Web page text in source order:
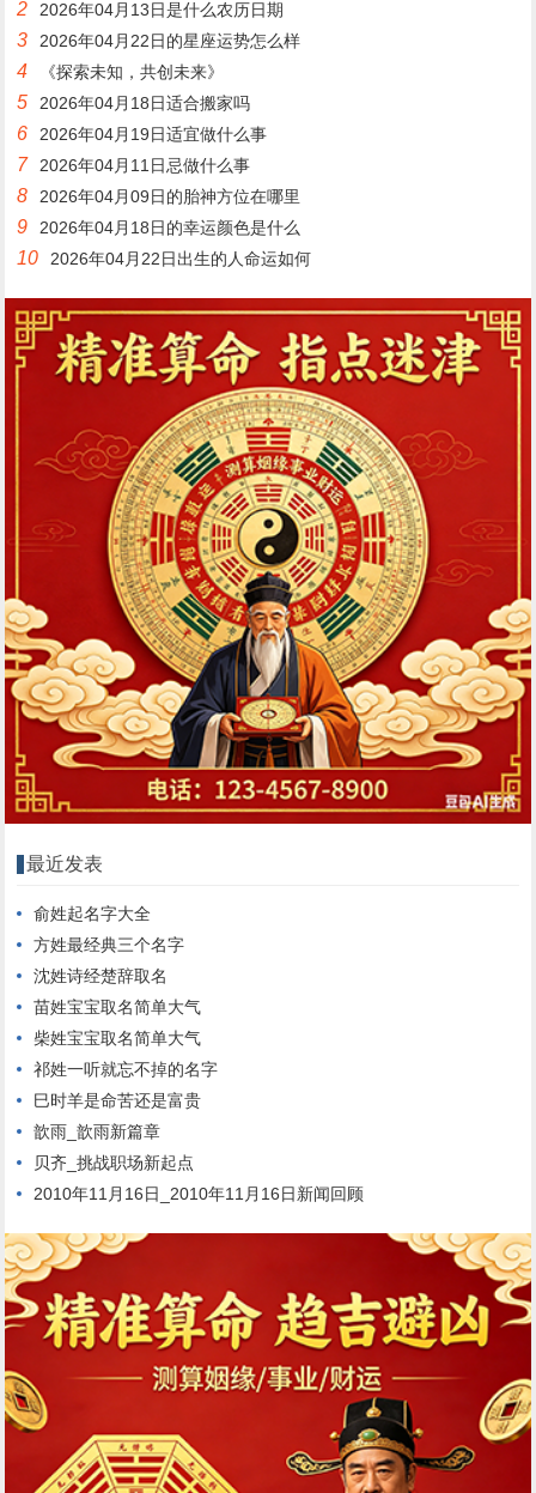
2 2026年04月13日是什么农历日期
3 2026年04月22日的星座运势怎么样
4 《探索未知，共创未来》
5 2026年04月18日适合搬家吗
6 2026年04月19日适宜做什么事
7 2026年04月11日忌做什么事
8 2026年04月09日的胎神方位在哪里
9 2026年04月18日的幸运颜色是什么
10 2026年04月22日出生的人命运如何
最近发表
俞姓起名字大全
方姓最经典三个名字
沈姓诗经楚辞取名
苗姓宝宝取名简单大气
柴姓宝宝取名简单大气
祁姓一听就忘不掉的名字
巳时羊是命苦还是富贵
歆雨_歆雨新篇章
贝齐_挑战职场新起点
2010年11月16日_2010年11月16日新闻回顾